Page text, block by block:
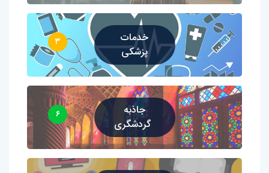
خدمات
پزشکی
۳
جاذبه
گردشگری
۶